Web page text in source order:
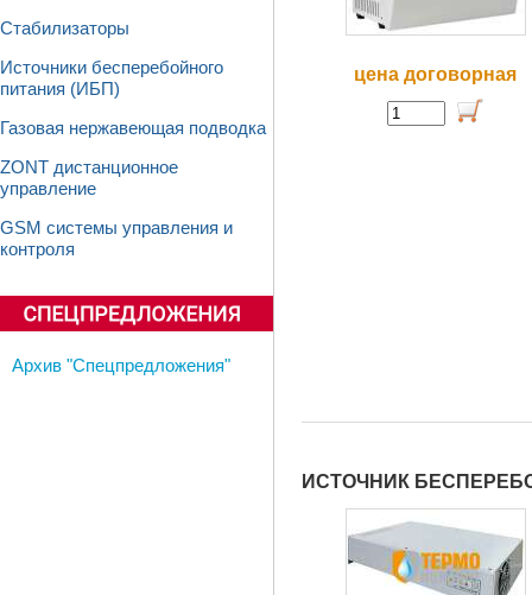
Стабилизаторы
Источники бесперебойного
питания (ИБП)
Газовая нержавеющая подводка
ZONT дистанционное
управление
GSM системы управления и
контроля
Архив "Спецпредложения"
цена договорная
ИСТОЧНИК